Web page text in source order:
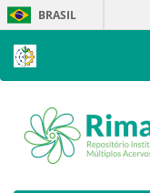
Skip
navigation
BRASIL